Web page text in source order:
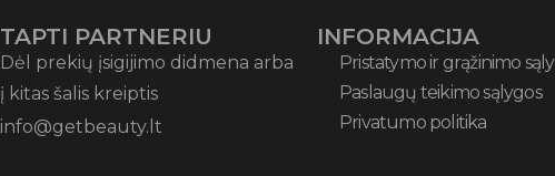
TAPTI PARTNERIU
Dėl prekių įsigijimo didmena arba
į kitas šalis kreiptis
info@getbeauty.lt
INFORMACIJA
Pristatymo ir grąžinimo
Paslaugų teikimo sąlygos
Privatumo politika